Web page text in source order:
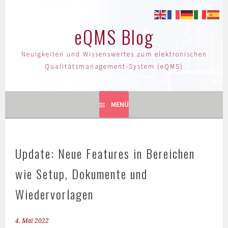
eQMS Blog
Neuigkeiten und Wissenswertes zum elektronischen
Qualitätsmanagement-System (eQMS)
MENÜ
Update: Neue Features in Bereichen
wie Setup, Dokumente und
Wiedervorlagen
4. Mai 2022